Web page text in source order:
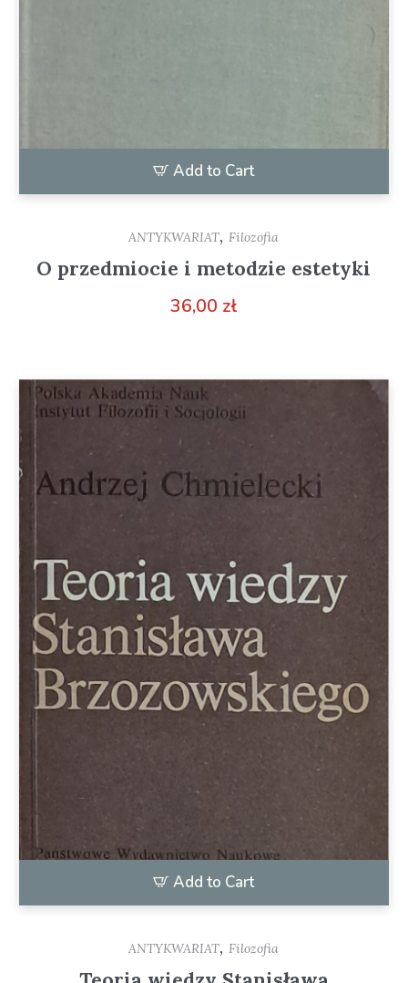
Add to Cart
ANTYKWARIAT, Filozofia
O przedmiocie i metodzie estetyki
36,00 zł
Add to Cart
ANTYKWARIAT,Filozofia